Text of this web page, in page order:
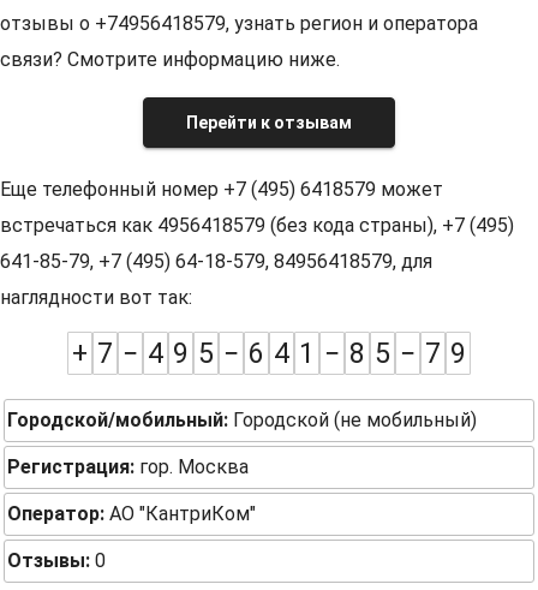
отзывы о +74956418579, узнать регион и оператора
связи? Смотрите информацию ниже.
Перейти к отзывам
Еще телефонный номер +7 (495) 6418579 может
встречаться как 4956418579 (без кода страны), +7 (495)
641-85-79, +7 (495) 64-18-579, 84956418579, для
наглядности вот так:
+ 7 − 4 9 5 − 6 4 1 − 8 5 − 7 9
Городской/мобильный: Городской (не мобильный)
Регистрация: гор. Москва
Оператор: АО "КантриКом"
Отзывы: 0